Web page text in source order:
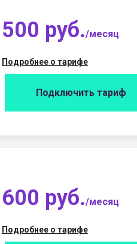
500 руб./месяц
Подробнее о тарифе
Подключить тариф
600 руб./месяц
Подробнее о тарифе